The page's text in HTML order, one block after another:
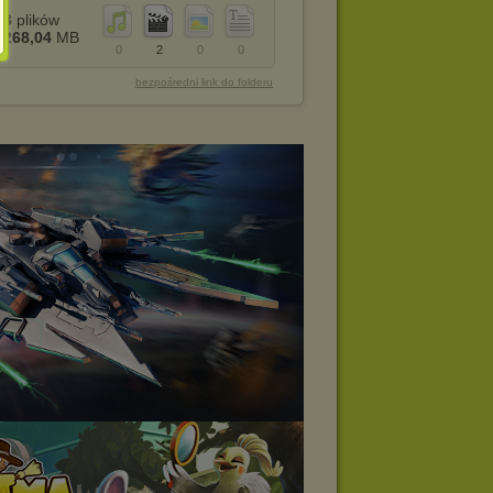
0
0
2
0
3 plików
268,04 MB
bezpośredni link do folderu